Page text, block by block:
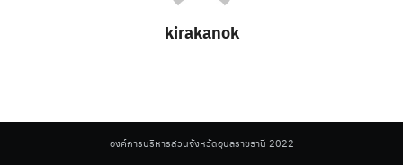
kirakanok
องค์การบริหารส่วนจังหวัดอุบลราชธานี 2022